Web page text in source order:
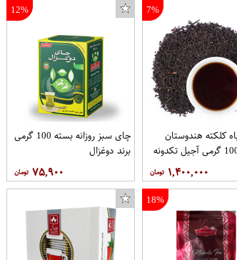
7%
کلکته هندوستان
۱,۴۰۰,۰۰۰
12%
چای سبز روزانه بسته 100 گرمی
برند دوغزال
۷۵,۹۰۰
18%